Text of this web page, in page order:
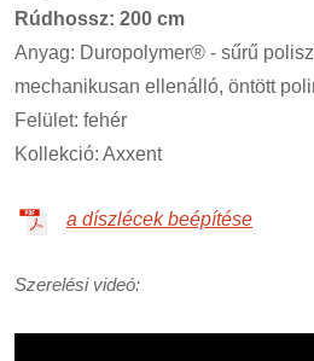
Rúdhossz: 200 cm
Anyag: Duropolymer® - sűrű
mechanikusan ellenálló, öntött
Felület: fehér
Kollekció: Axxent
a díszlécek beépítése
Szerelési videó: